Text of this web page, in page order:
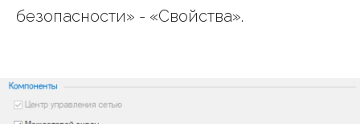
безопасности» - «Свойства».